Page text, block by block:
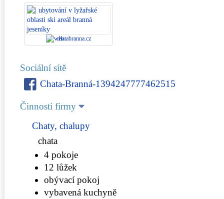
chatabranna.cz
Sociální sítě
Chata-Branná-1394247777462515
Činnosti firmy
Chaty, chalupy
chata
4 pokoje
12 lůžek
obývací pokoj
vybavená kuchyně